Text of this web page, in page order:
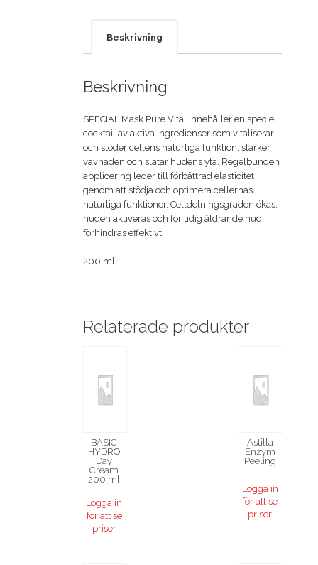
Beskrivning
Beskrivning
SPECIAL Mask Pure Vital innehåller en speciell
cocktail av aktiva ingredienser som vitaliserar
och stöder cellens naturliga funktion, stärker
vävnaden och slätar hudens yta. Regelbunden
applicering leder till förbättrad elasticitet
genom att stödja och optimera cellernas
naturliga funktioner. Celldelningsgraden ökas,
huden aktiveras och för tidig åldrande hud
förhindras effektivt.
200 ml
Relaterade produkter
BASIC
HYDRO
Day
Cream
200 ml
Logga in
för att se
priser
Astilla
Enzym
Peeling
Logga in
för att se
priser